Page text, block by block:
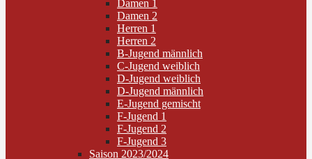
Damen 1
Damen 2
Herren 1
Herren 2
B-Jugend männlich
C-Jugend weiblich
D-Jugend weiblich
D-Jugend männlich
E-Jugend gemischt
F-Jugend 1
F-Jugend 2
F-Jugend 3
Saison 2023/2024